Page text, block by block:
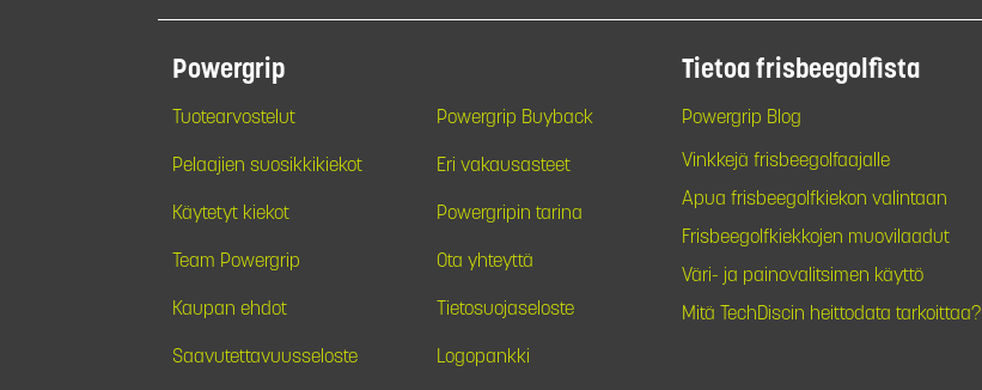
Powergrip
Tuotearvostelut Powergrip Buyback
Pelaajien suosikkikiekot Eri vakausasteet
Käytetyt kiekot Powergripin tarina
Team Powergrip Ota yhteyttä
Kaupan ehdot Tietosuojaseloste
Saavutettavuusseloste Logopankki
Tietoa frisbeegolfista
Powergrip Blog
Vinkkejä frisbeegolfaajalle
Apua frisbeegolfkiekon valintaan
Frisbeegolfkiekkojen muovilaadut
Väri- ja painovalitsimen käyttö
Mitä TechDiscin heittodata tarkoittaa?